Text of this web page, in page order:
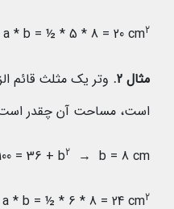
* b = ½ * 5 * 8 = 20 cm2
مثال 2.
است، مساحت آن چقدر
= 36 + b2 → b = 8 cm
* b = ½ * 6 * 8 = 24 cm2